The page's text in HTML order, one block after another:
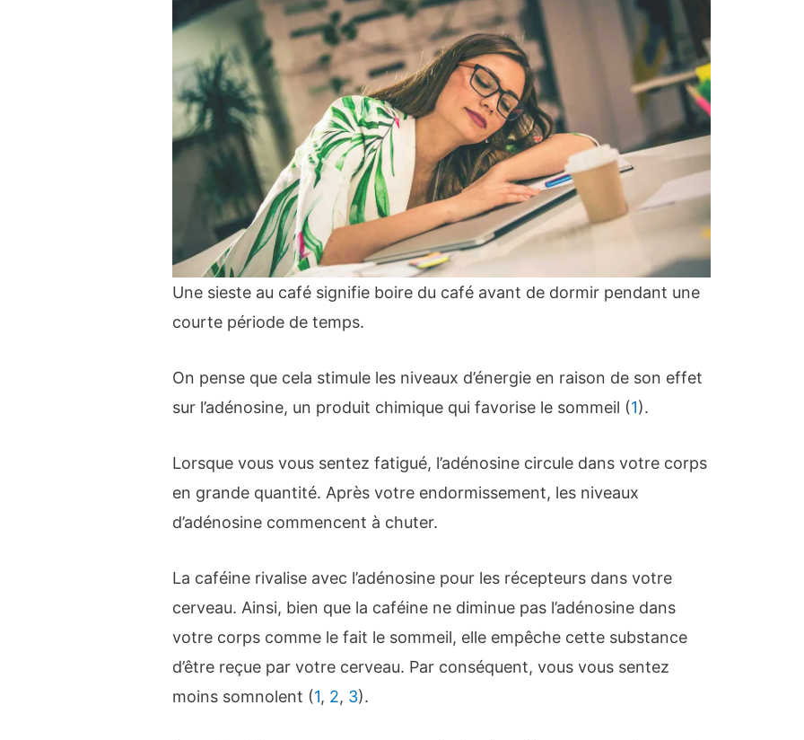
Une sieste au café signifie boire du café avant de dormir pendant une
courte période de temps.
On pense que cela stimule les niveaux d’énergie en raison de son effet
sur l’adénosine, un produit chimique qui favorise le sommeil (1).
Lorsque vous vous sentez fatigué, l’adénosine circule dans votre corps
en grande quantité. Après votre endormissement, les niveaux
d’adénosine commencent à chuter.
La caféine rivalise avec l’adénosine pour les récepteurs dans votre
cerveau. Ainsi, bien que la caféine ne diminue pas l’adénosine dans
votre corps comme le fait le sommeil, elle empêche cette substance
d’être reçue par votre cerveau. Par conséquent, vous vous sentez
moins somnolent (1, 2, 3).